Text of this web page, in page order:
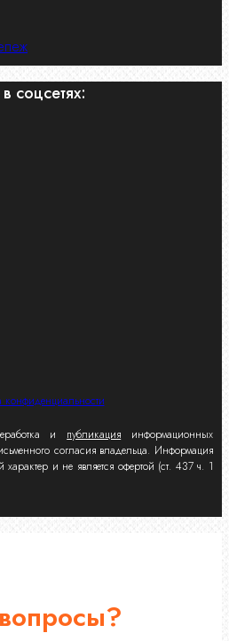
соцсетях:
конфиденциальности
и публикация информационных
согласия владельца. Информация
и не является офертой (ст. 437 ч. 1